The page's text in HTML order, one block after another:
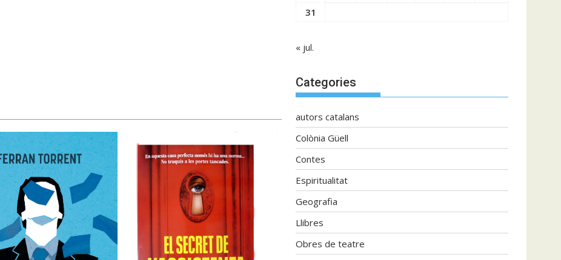
31
« jul.
Categories
autors catalans
Colònia Güell
Contes
Espiritualitat
Geografia
Llibres
Obres de teatre